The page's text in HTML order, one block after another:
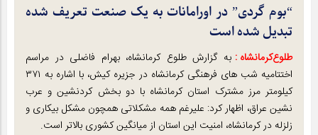
“بوم گردی” در اورامانات به یک صنعت تعریف شده
تبدیل شده است
طلوع‌‌کرمانشاه : به گزارش طلوع کرمانشاه، بهرام فاضلی در مراسم
اختتامیه شب های فرهنگی کرمانشاه در جزیره کیش، با اشاره به ۳۷۱
کیلومتر مرز مشترک استان کرمانشاه با دو بخش کردنشین و عرب
نشین عراق، اظهار کرد: علیرغم همه مشکلاتی همچون مشکل بیکاری و
زلزله در کرمانشاه، امنیت این استان از میانگین کشوری بالاتر است.